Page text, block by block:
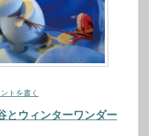
トを書く
とウィンターワンダー